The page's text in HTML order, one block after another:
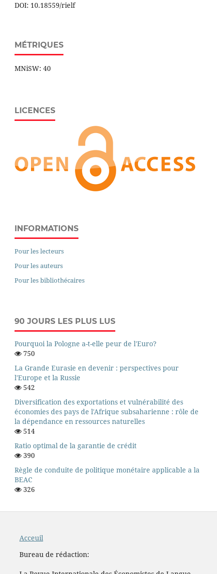
DOI: 10.18559/rielf
MÉTRIQUES
MNiSW: 40
LICENCES
INFORMATIONS
Pour les lecteurs
Pour les auteurs
Pour les bibliothécaires
90 JOURS LES PLUS LUS
Pourquoi la Pologne a-t-elle peur de l'Euro?
750
La Grande Eurasie en devenir : perspectives pour
l'Europe et la Russie
542
Diversification des exportations et vulnérabilité des
économies des pays de l'Afrique subsaharienne : rôle de
la dépendance en ressources naturelles
514
Ratio optimal de la garantie de crédit
390
Règle de conduite de politique monétaire applicable a la
BEAC
326
Acceuil
Bureau de rédaction: